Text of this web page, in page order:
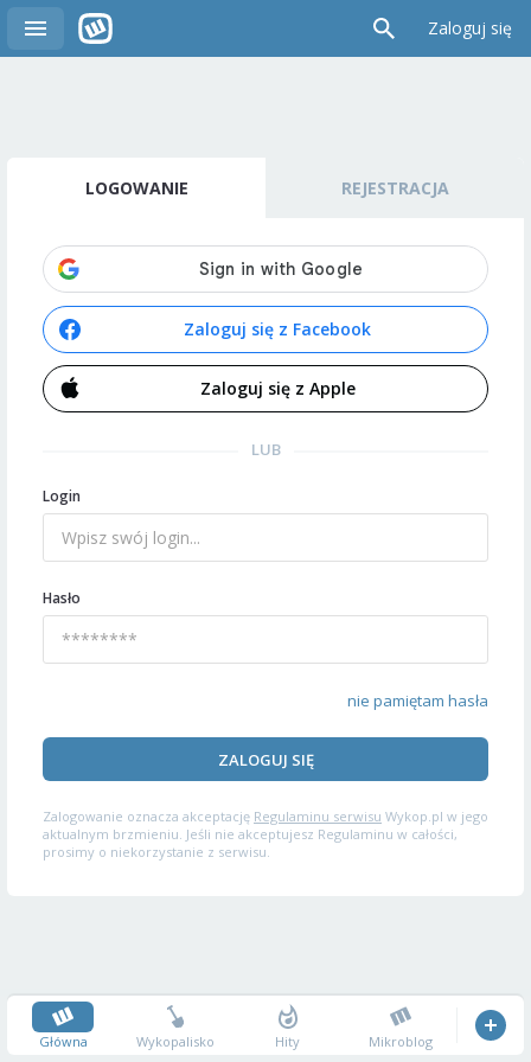
Zaloguj się
LOGOWANIE REJESTRACJA
Zaloguj się z Facebook
Zaloguj się z Apple
LUB
Login
Hasło
nie pamiętam hasła
ZALOGUJ SIĘ
Zalogowanie oznacza akceptację Regulaminu serwisu Wykop.pl w jego
aktualnym brzmieniu. Jeśli nie akceptujesz Regulaminu w całości,
prosimy o niekorzystanie z serwisu.
Główna Wykopalisko Hity Mikroblog